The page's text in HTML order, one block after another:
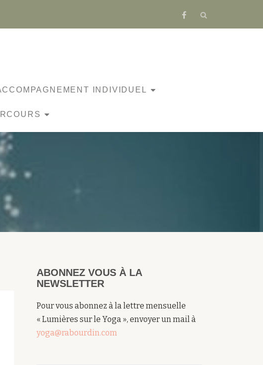
fa-
facebook
INDIVIDUEL
ABONNEZ VOUS À LA
NEWSLETTER
Pour vous abonnez à la lettre mensuelle
« Lumières sur le Yoga », envoyer un mail à
yoga@rabourdin.com